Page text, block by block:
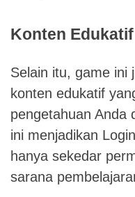
Konten Edukatif
Selain itu, game ini
konten edukatif
pengetahuan Anda
ini menjadikan
hanya sekedar
sarana